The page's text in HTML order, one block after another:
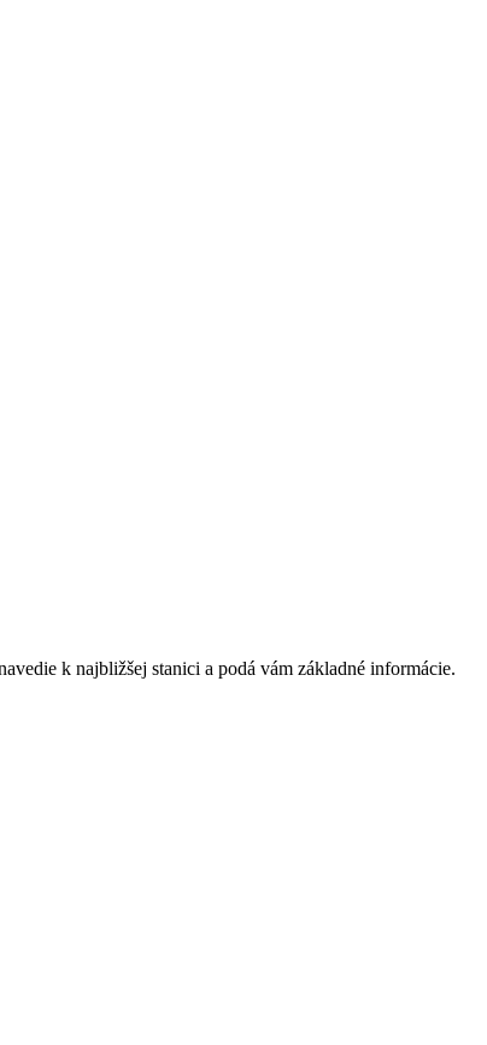
k najbližšej stanici a podá vám základné informácie.